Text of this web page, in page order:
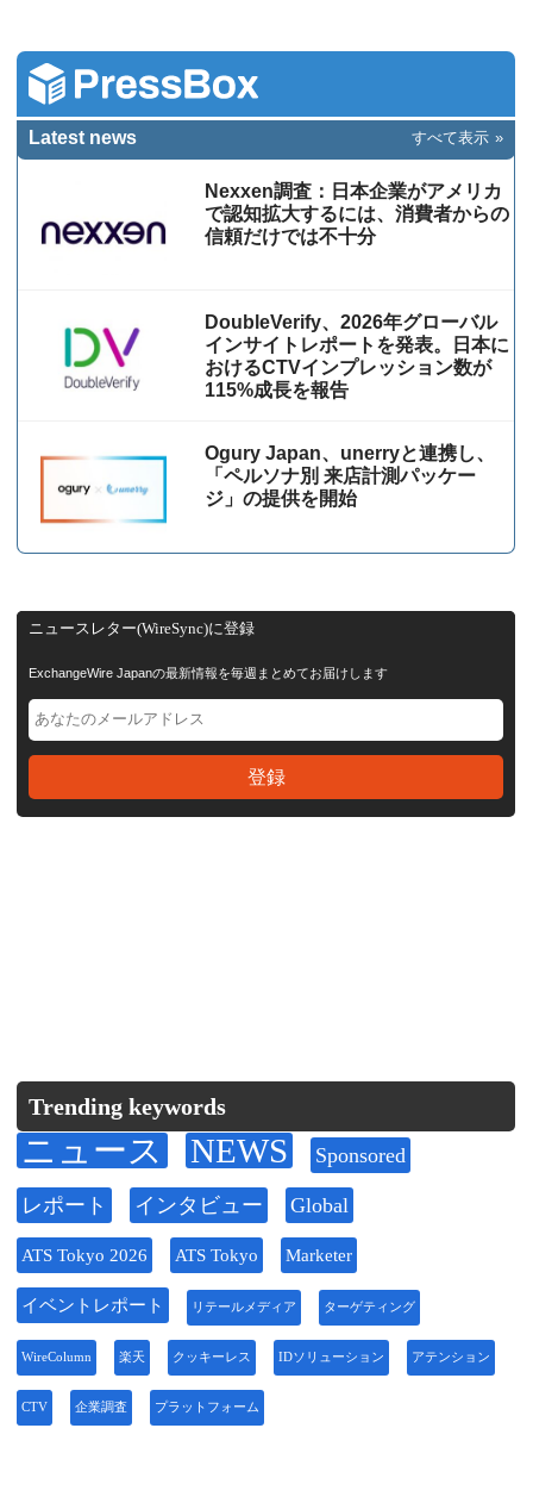
Latest news すべて表示
Nexxen調査：日本企業がアメリカ
で認知拡大するには、消費者からの
信頼だけでは不十分
DoubleVerify、2026年グローバル
インサイトレポートを発表。日本に
おけるCTVインプレッション数が
115%成⻑を報告
Ogury Japan、unerryと連携し、
「ペルソナ別 来店計測パッケー
ジ」の提供を開始
ニュースレター(WireSync)に登録
ExchangeWire Japanの最新情報を毎週まとめてお届けします
Trending keywords
ニュース NEWS Sponsored
レポート インタビュー Global
ATS Tokyo 2026 ATS Tokyo Marketer
イベントレポート リテールメディア ターゲティング
WireColumn 楽天 クッキーレス IDソリューション アテンション
CTV 企業調査 プラットフォーム